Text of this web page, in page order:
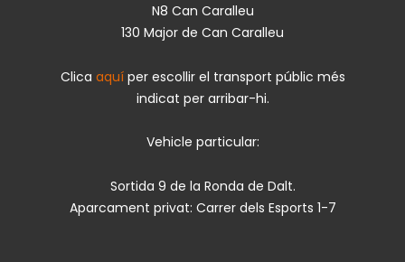
N8 Can Caralleu
130 Major de Can Caralleu
Clica aquí per escollir el transport públic més
indicat per arribar-hi.
Vehicle particular:
Sortida 9 de la Ronda de Dalt.
Aparcament privat: Carrer dels Esports 1-7